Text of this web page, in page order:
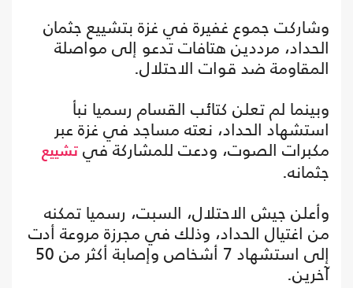
وشاركت جموع غفيرة في غزة بتشييع جثمان
الحداد، مرددين هتافات تدعو إلى مواصلة
المقاومة ضد قوات الاحتلال.
وبينما لم تعلن كتائب القسام رسميا نبأ
استشهاد الحداد، نعته مساجد في غزة عبر
مكبرات الصوت، ودعت للمشاركة في تشييع
جثمانه.
وأعلن جيش الاحتلال، السبت، رسميا تمكنه
من اغتيال الحداد، وذلك في مجرزة مروعة أدت
إلى استشهاد 7 أشخاص وإصابة أكثر من 50
آخرين.